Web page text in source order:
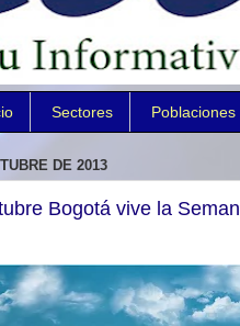
Sectores Poblaciones
DE 2013
Bogotá vive la